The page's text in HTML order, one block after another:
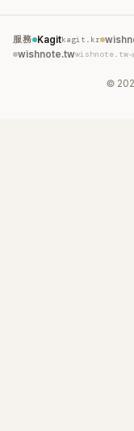
服務 Kagitkagit.kr
wishnote.twwishnote.tw
©